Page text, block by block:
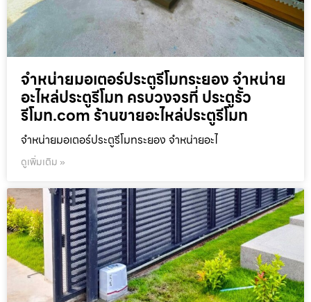
จำหน่ายมอเตอร์ประตูรีโมทระยอง จำหน่าย
อะไหล่ประตูรีโมท ครบวงจรที่ ประตูรั้ว
รีโมท.com ร้านขายอะไหล่ประตูรีโมท
จำหน่ายมอเตอร์ประตูรีโมทระยอง จำหน่ายอะไ
ดูเพิ่มเติม »